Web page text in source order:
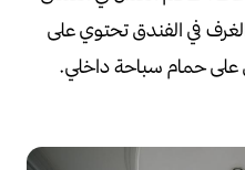
في الفندق تحتوي على
على حمام سباحة داخلي.